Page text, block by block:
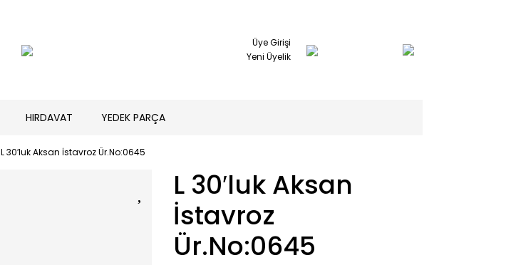
Üye Girişi
Yeni Üyelik
HIRDAVAT YEDEK PARÇA
L 30′luk Aksan İstavroz Ür.No:0645
L 30′luk Aksan
İstavroz
Ür.No:0645